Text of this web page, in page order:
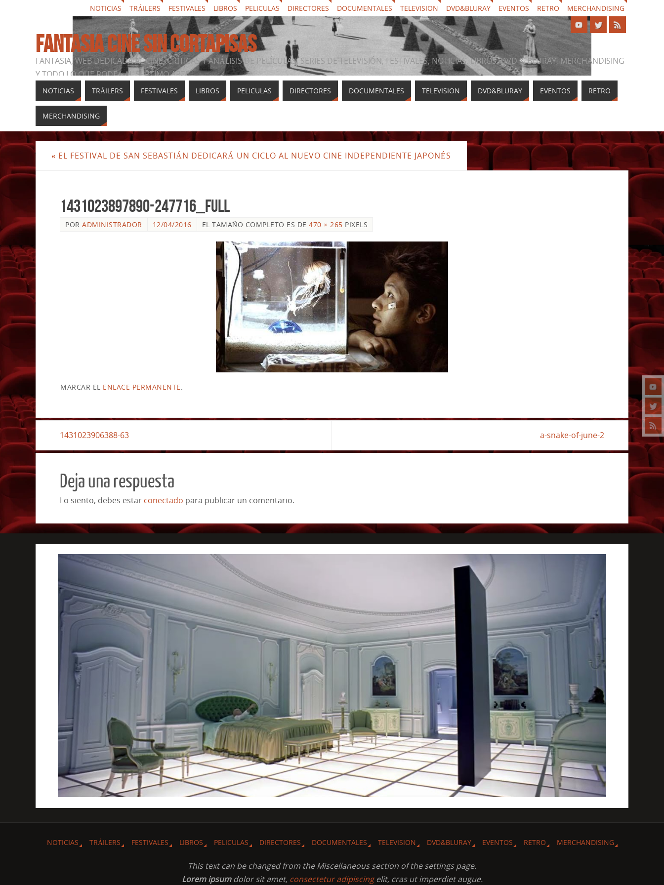
NOTICIAS TRÁILERS FESTIVALES LIBROS PELICULAS DIRECTORES DOCUMENTALES TELEVISION DVD&BLURAY EVENTOS RETRO MERCHANDISING
FANTASIA CINE SIN CORTAPISAS
FANTASIA, WEB DEDICADA AL CINE, CRÍTICAS Y ANÁLISIS DE PELÍCULAS, SERIES DE TELEVISIÓN, FESTIVALES, NOTICIAS, LIBROS, DVD & BLURAY, MERCHANDISING
Y TODO LO QUE RODEA AL SÉPTIMO ARTE
NOTICIAS TRÁILERS FESTIVALES LIBROS PELICULAS DIRECTORES DOCUMENTALES TELEVISION DVD&BLURAY EVENTOS RETRO
MERCHANDISING
« EL FESTIVAL DE SAN SEBASTIÁN DEDICARÁ UN CICLO AL NUEVO CINE INDEPENDIENTE JAPONÉS
1431023897890-247716_full
POR ADMINISTRADOR 12/04/2016 EL TAMAÑO COMPLETO ES DE 470 × 265 PIXELS
MARCAR EL ENLACE PERMANENTE
1431023906388-63 a-snake-of-june-2
Deja una respuesta
Lo siento, debes estar conectado para publicar un comentario.
NOTICIAS TRÁILERS FESTIVALES LIBROS PELICULAS DIRECTORES DOCUMENTALES TELEVISION DVD&BLURAY EVENTOS RETRO MERCHANDISING
This text can be changed from the Miscellaneous section of the settings page.
Lorem ipsumdolor sit amet, consectetur adipiscingelit, cras ut imperdiet augue.